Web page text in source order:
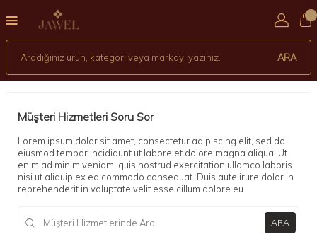
ARA
Müşteri Hizmetleri Soru Sor
Lorem ipsum dolor sit amet, consectetur adipiscing elit, sed do
eiusmod tempor incididunt ut labore et dolore magna aliqua. Ut
enim ad minim veniam, quis nostrud exercitation ullamco laboris
nisi ut aliquip ex ea commodo consequat. Duis aute irure dolor in
reprehenderit in voluptate velit esse cillum dolore eu
ARA